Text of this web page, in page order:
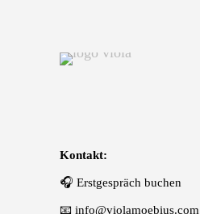
Kontakt:
🎧 Erstgespräch buchen
📧 info@violamoebius.com